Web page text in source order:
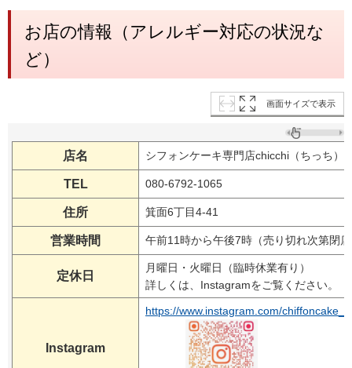
お店の情報（アレルギー対応の状況な
ど）
画面サイズで表示
店名 シフォンケーキ専門店chicchi（ちっち）
TEL 080-6792-1065
住所 箕面6丁目4-41
営業時間 午前11時から午後7時（売り切れ次第閉
定休日
月曜日・火曜日（臨時休業有り）
詳しくは、Instagramをご覧ください。
Instagram
https://www.instagram.com/